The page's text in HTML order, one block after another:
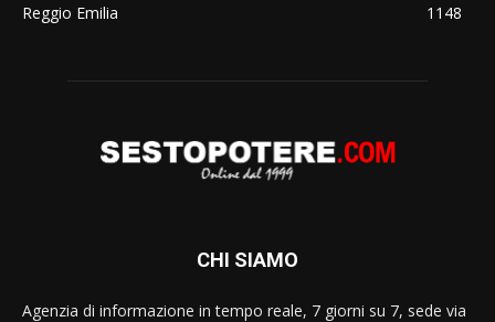
Reggio Emilia
1148
CHI SIAMO
Agenzia di informazione in tempo reale, 7 giorni su 7, sede via